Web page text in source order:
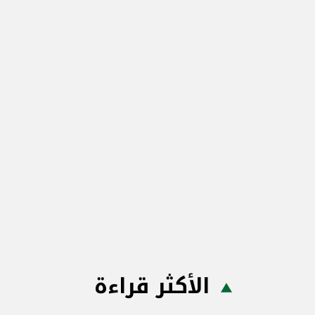
الأكثر قراءة